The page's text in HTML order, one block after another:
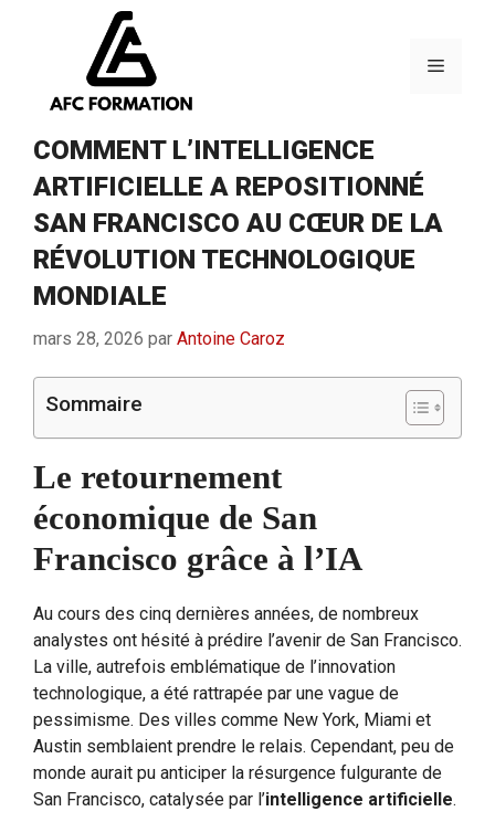
Menu
COMMENT L’INTELLIGENCE
ARTIFICIELLE A REPOSITIONNÉ
SAN FRANCISCO AU CŒUR DE LA
RÉVOLUTION TECHNOLOGIQUE
MONDIALE
mars 28, 2026 par Antoine Caroz
Sommaire
Le retournement
économique de San
Francisco grâce à l’IA
Au cours des cinq dernières années, de nombreux
analystes ont hésité à prédire l’avenir de San Francisco.
La ville, autrefois emblématique de l’innovation
technologique, a été rattrapée par une vague de
pessimisme. Des villes comme New York, Miami et
Austin semblaient prendre le relais. Cependant, peu de
monde aurait pu anticiper la résurgence fulgurante de
San Francisco, catalysée par l’intelligence artificielle.